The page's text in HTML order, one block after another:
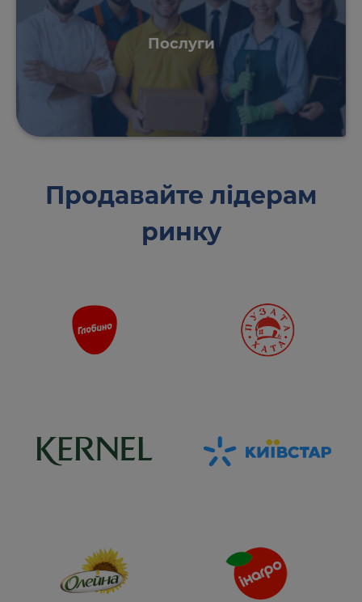
Послуги
Продавайте лідерам
ринку